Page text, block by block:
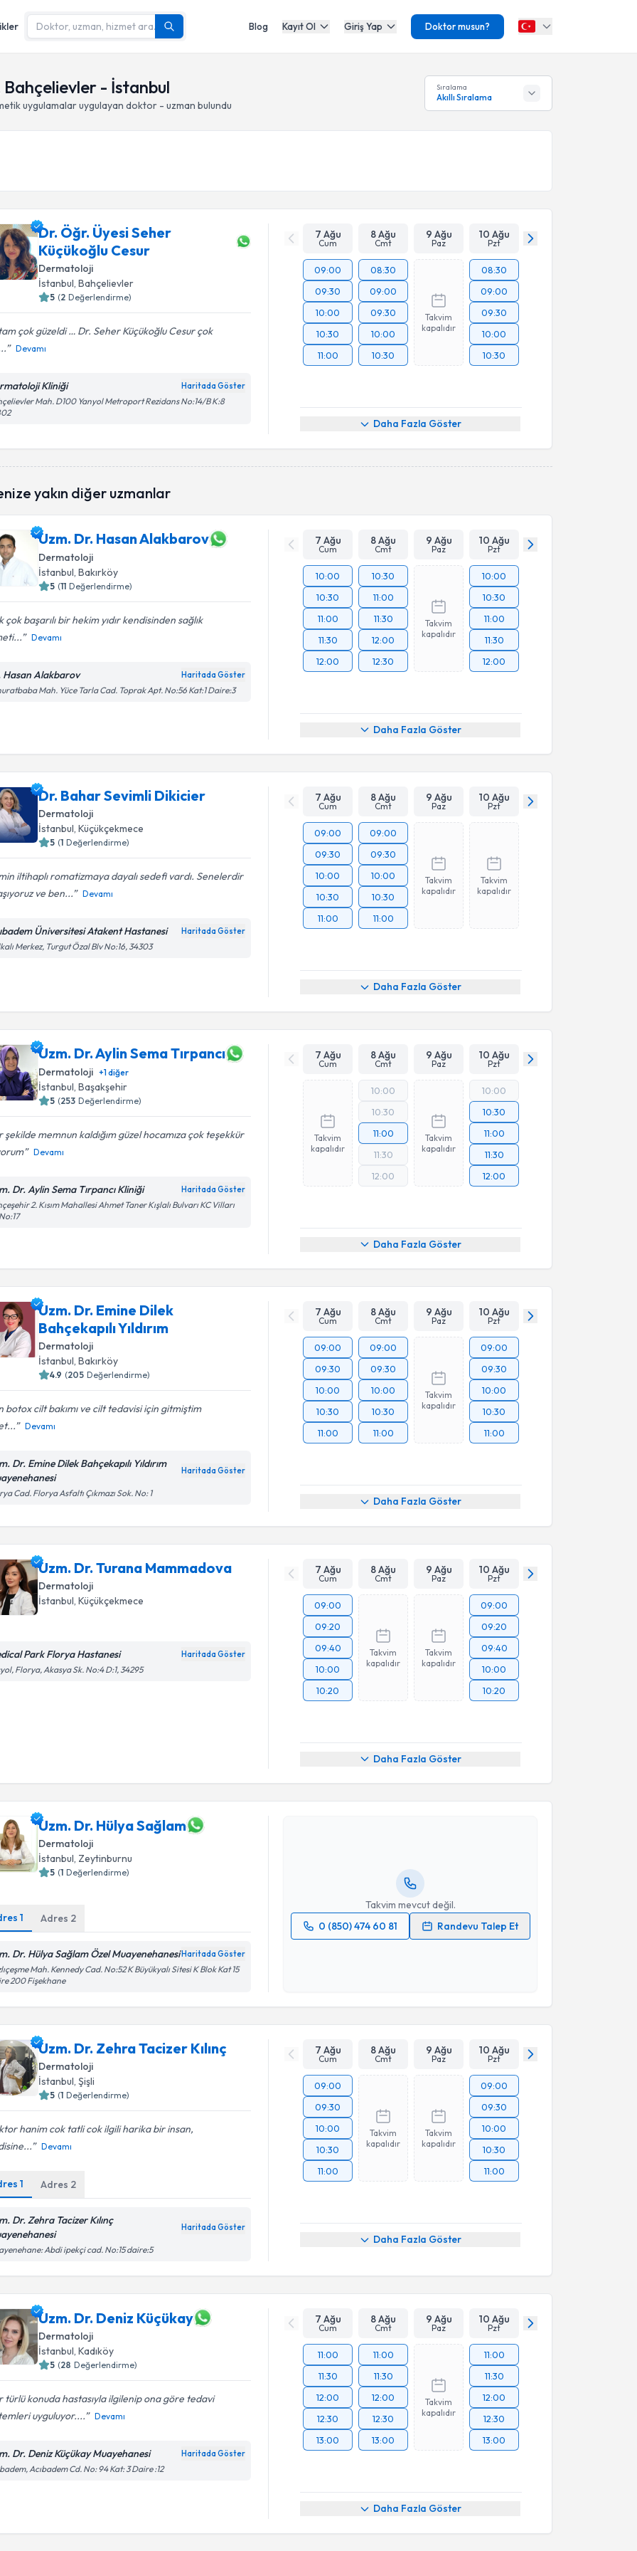
Blog Kayıt Ol Giriş Yap Doktor musun?
- İstanbul
uygulamalaruygulayan doktor - uzman bulundu
Sıralama
Akıllı Sıralama
Dr. Öğr. Üyesi Seher
Küçükoğlu Cesur
Dermatoloji
İstanbul, Bahçelievler
5 (2 Değerlendirme)
çok güzeldi … Dr. Seher Küçükoğlu Cesur çok
Devamı
Kliniği Haritada Göster
Mah. D100 Yanyol Metroport Rezidans No:14/B K:8
7 Ağu
Cum
8 Ağu
Cmt
9 Ağu
Paz
10 Ağu
Pzt
09:00
09:30
10:00
10:30
11:00
08:30
09:00
09:30
10:00
10:30
Takvim
kapalıdır
08:30
09:00
09:30
10:00
10:30
Daha Fazla Göster
yakın diğer uzmanlar
Uzm. Dr. Hasan Alakbarov
Dermatoloji
İstanbul , Bakırköy
5 (11 Değerlendirme)
çok başarılı bir hekim yıdır kendisinden sağlık
Devamı
Hasan Alakbarov Haritada Göster
Mah. Yüce Tarla Cad. Toprak Apt. No:56 Kat:1 Daire:3
7 Ağu
Cum
8 Ağu
Cmt
9 Ağu
Paz
10 Ağu
Pzt
10:00
10:30
11:00
11:30
12:00
10:30
11:00
11:30
12:00
12:30
Takvim
kapalıdır
10:00
10:30
11:00
11:30
12:00
Daha Fazla Göster
Dr. Bahar Sevimli Dikicier
Dermatoloji
İstanbul, Küçükçekmece
5 (1 Değerlendirme)
iltihaplı romatizmaya dayalı sedefi vardı. Senelerdir
ve ben...
Devamı
Üniversitesi Atakent Hastanesi Haritada Göster
Merkez, Turgut Özal Blv No:16, 34303
7 Ağu
Cum
8 Ağu
Cmt
9 Ağu
Paz
10 Ağu
Pzt
09:00
09:30
10:00
10:30
11:00
09:00
09:30
10:00
10:30
11:00
Takvim
kapalıdır
Takvim
kapalıdır
Daha Fazla Göster
Uzm. Dr. Aylin Sema Tırpancı
Dermatoloji +1diğer
İstanbul , Başakşehir
5 (253 Değerlendirme)
şekilde memnun kaldığım güzel hocamıza çok teşekkür
Devamı
Dr. Aylin Sema Tırpancı Kliniği Haritada Göster
2. Kısım Mahallesi Ahmet Taner Kışlalı Bulvarı KC Vilları
7 Ağu
Cum
8 Ağu
Cmt
9 Ağu
Paz
10 Ağu
Pzt
Takvim
kapalıdır
10:00
10:30
11:00
11:30
12:00
Takvim
kapalıdır
10:00
10:30
11:00
11:30
12:00
Daha Fazla Göster
Uzm. Dr. Emine Dilek
Bahçekapılı Yıldırım
Dermatoloji
İstanbul, Bakırköy
4.9 (205 Değerlendirme)
botox cilt bakımı ve cilt tedavisi için gitmiştim
Devamı
Dr. Emine Dilek Bahçekapılı Yıldırım
Haritada Göster
Cad. Florya Asfaltı Çıkmazı Sok. No: 1
7 Ağu
Cum
8 Ağu
Cmt
9 Ağu
Paz
10 Ağu
Pzt
09:00
09:30
10:00
10:30
11:00
09:00
09:30
10:00
10:30
11:00
Takvim
kapalıdır
09:00
09:30
10:00
10:30
11:00
Daha Fazla Göster
Uzm. Dr. Turana Mammadova
Dermatoloji
İstanbul , Küçükçekmece
Park Florya Hastanesi Haritada Göster
Florya, Akasya Sk. No:4 D:1, 34295
7 Ağu
Cum
8 Ağu
Cmt
9 Ağu
Paz
10 Ağu
Pzt
09:00
09:20
09:40
10:00
10:20
Takvim
kapalıdır
Takvim
kapalıdır
09:00
09:20
09:40
10:00
10:20
Daha Fazla Göster
Uzm. Dr. Hülya Sağlam
Dermatoloji
İstanbul, Zeytinburnu
5 (1 Değerlendirme)
1 Adres 2
Dr. Hülya Sağlam Özel Muayenehanesi Haritada Göster
Mah. Kennedy Cad. No:52 K Büyükyalı Sitesi K Blok Kat 15
200 Fişekhane
Takvim mevcut değil.
0 (850) 474 60 81
Randevu Talep Et
Randevu Takvimi Talebi
Uzm. Dr. Zehra Tacizer Kılınç
Dermatoloji
İstanbul, Şişli
5 (1 Değerlendirme)
hanim cok tatli cok ilgili harika bir insan,
Devamı
1 Adres 2
Dr. Zehra Tacizer Kılınç
Haritada Göster
Abdi ipekçi cad. No:15 daire:5
7 Ağu
Cum
8 Ağu
Cmt
9 Ağu
Paz
10 Ağu
Pzt
09:00
09:30
10:00
10:30
11:00
Takvim
kapalıdır
Takvim
kapalıdır
09:00
09:30
10:00
10:30
11:00
Daha Fazla Göster
Uzm. Dr. Deniz Küçükay
Dermatoloji
İstanbul, Kadıköy
5 (28 Değerlendirme)
türlü konuda hastasıyla ilgilenip ona göre tedavi
uyguluyor....
Devamı
Dr. Deniz Küçükay Muayehanesi Haritada Göster
Acıbadem Cd. No: 94 Kat: 3 Daire :12
7 Ağu
Cum
8 Ağu
Cmt
9 Ağu
Paz
10 Ağu
Pzt
11:00
11:30
12:00
12:30
13:00
11:00
11:30
12:00
12:30
13:00
Takvim
kapalıdır
11:00
11:30
12:00
12:30
13:00
Daha Fazla Göster